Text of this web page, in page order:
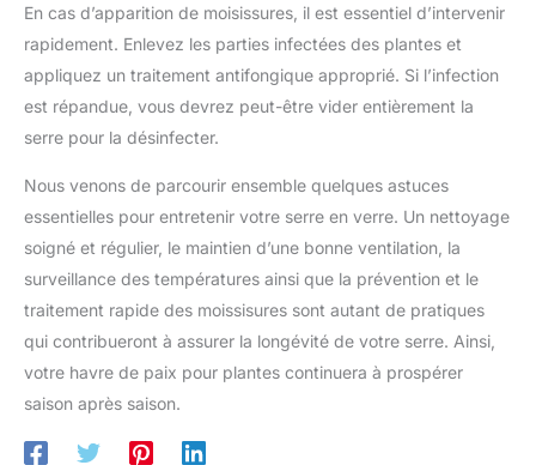
En cas d’apparition de moisissures, il est essentiel d’intervenir
rapidement. Enlevez les parties infectées des plantes et
appliquez un traitement antifongique approprié. Si l’infection
est répandue, vous devrez peut-être vider entièrement la
serre pour la désinfecter.
Nous venons de parcourir ensemble quelques astuces
essentielles pour entretenir votre serre en verre. Un nettoyage
soigné et régulier, le maintien d’une bonne ventilation, la
surveillance des températures ainsi que la prévention et le
traitement rapide des moissisures sont autant de pratiques
qui contribueront à assurer la longévité de votre serre. Ainsi,
votre havre de paix pour plantes continuera à prospérer
saison après saison.